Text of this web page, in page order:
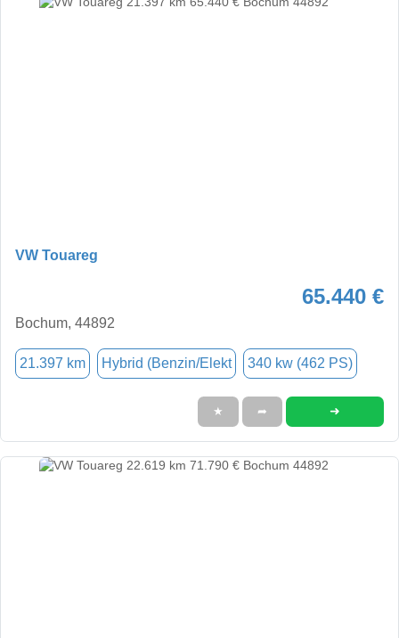
VW Touareg
65.440 €
Bochum, 44892
21.397 km Hybrid (Benzin/Elekt 340 kw (462 PS)
★ ➦ ➜